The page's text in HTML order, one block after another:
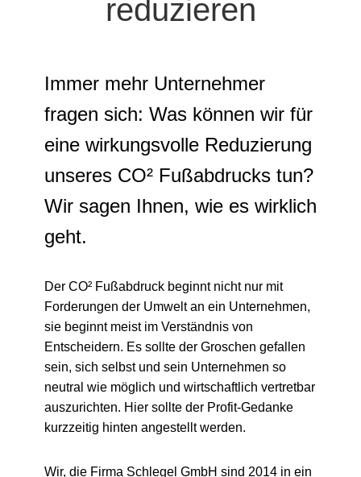
reduzieren
Immer mehr Unternehmer
fragen sich: Was können wir für
eine wirkungsvolle Reduzierung
unseres CO² Fußabdrucks tun?
Wir sagen Ihnen, wie es wirklich
geht.
Der CO² Fußabdruck beginnt nicht nur mit
Forderungen der Umwelt an ein Unternehmen,
sie beginnt meist im Verständnis von
Entscheidern. Es sollte der Groschen gefallen
sein, sich selbst und sein Unternehmen so
neutral wie möglich und wirtschaftlich vertretbar
auszurichten. Hier sollte der Profit-Gedanke
kurzzeitig hinten angestellt werden.
Wir, die Firma Schlegel GmbH sind 2014 in ein